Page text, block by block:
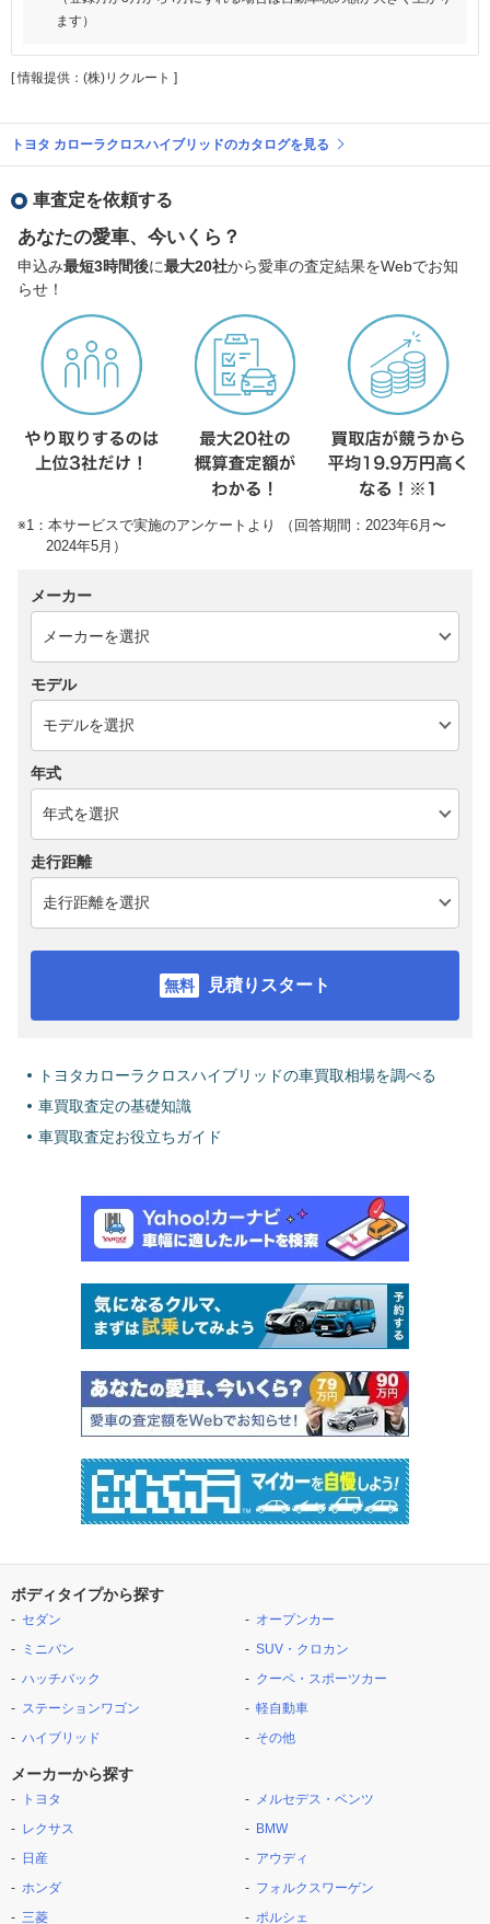
ます）
[ 情報提供：(株)リクルート ]
トヨタ カローラクロスハイブリッドのカタログを見る
車査定を依頼する
あなたの愛車、今いくら？
申込み最短3時間後に最大20社から愛車の査定結果をWebでお知
らせ！
※1：本サービスで実施のアンケートより （回答期間：2023年6月〜
2024年5月）
メーカー
モデル
年式
走行距離
見積りスタート
トヨタカローラクロスハイブリッドの車買取相場を調べる
車買取査定の基礎知識
車買取査定お役立ちガイド
ボディタイプから探す
セダン
ミニバン
ハッチバック
ステーションワゴン
ハイブリッド
オープンカー
SUV・クロカン
クーペ・スポーツカー
軽自動車
その他
メーカーから探す
トヨタ
レクサス
日産
ホンダ
三菱
メルセデス・ベンツ
BMW
アウディ
フォルクスワーゲン
ポルシェ